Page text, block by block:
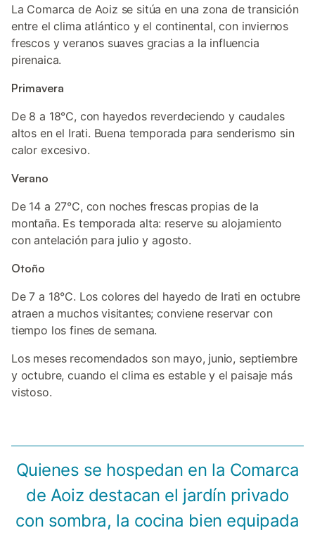
La Comarca de Aoiz se sitúa en una zona de transición
entre el clima atlántico y el continental, con inviernos
frescos y veranos suaves gracias a la influencia
pirenaica.
Primavera
De 8 a 18°C, con hayedos reverdeciendo y caudales
altos en el Irati. Buena temporada para senderismo sin
calor excesivo.
Verano
De 14 a 27°C, con noches frescas propias de la
montaña. Es temporada alta: reserve su alojamiento
con antelación para julio y agosto.
Otoño
De 7 a 18°C. Los colores del hayedo de Irati en octubre
atraen a muchos visitantes; conviene reservar con
tiempo los fines de semana.
Los meses recomendados son mayo, junio, septiembre
y octubre, cuando el clima es estable y el paisaje más
vistoso.
Quienes se hospedan en la Comarca
de Aoiz destacan el jardín privado
con sombra, la cocina bien equipada